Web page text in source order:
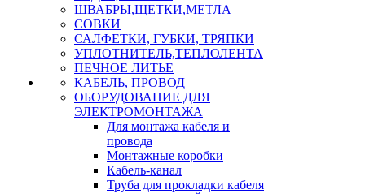
ШВАБРЫ,ЩЕТКИ,МЕТЛА
СОВКИ
САЛФЕТКИ, ГУБКИ, ТРЯПКИ
УПЛОТНИТЕЛЬ,ТЕПЛОЛЕНТА
ПЕЧНОЕ ЛИТЬЕ
КАБЕЛЬ, ПРОВОД
ОБОРУДОВАНИЕ ДЛЯ
ЭЛЕКТРОМОНТАЖА
Для монтажа кабеля и
провода
Монтажные коробки
Кабель-канал
Труба для прокладки кабеля